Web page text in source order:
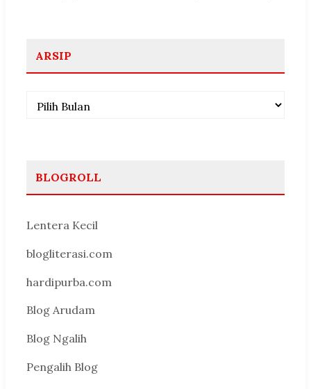
ARSIP
Arsip
BLOGROLL
Lentera Kecil
blogliterasi.com
hardipurba.com
Blog Arudam
Blog Ngalih
Pengalih Blog